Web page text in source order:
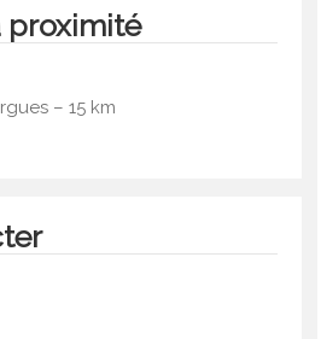
proximité
– 15 km